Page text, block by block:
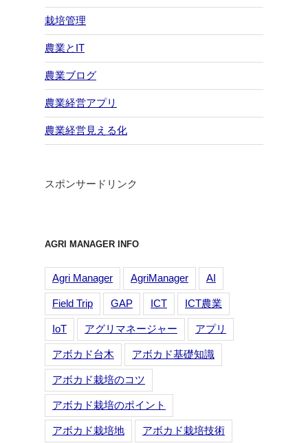
栽培管理
農業とIT
農業ブログ
農業経営アプリ
農業経営見える化
スポンサードリンク
AGRI MANAGER INFO
Agri Manager AgriManager AI
Field Trip GAP ICT ICT農業
IoT アグリマネージャー アプリ
アボカド台木 アボカド基礎知識
アボカド栽培のコツ
アボカド栽培のポイント
アボカド栽培地 アボカド栽培技術